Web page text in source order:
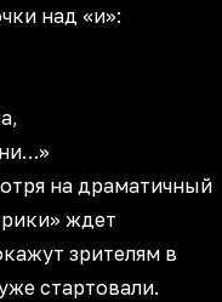
над «и»:
на драматичный
ждет
зрителям в
стартовали.